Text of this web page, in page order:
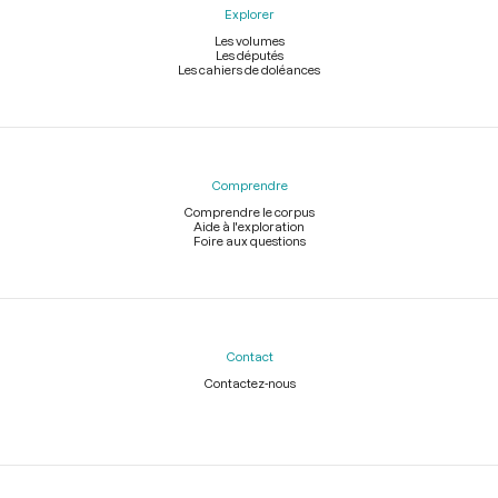
Explorer
Les volumes
Les députés
Les cahiers de doléances
Comprendre
Comprendre le corpus
Aide à l'exploration
Foire aux questions
Contact
Contactez-nous
Légal